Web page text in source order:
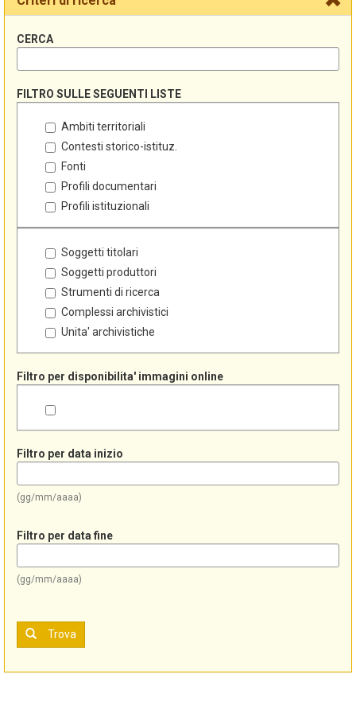
CERCA
FILTRO SULLE SEGUENTI LISTE
Ambiti territoriali
Contesti storico-istituz.
Fonti
Profili documentari
Profili istituzionali
Soggetti titolari
Soggetti produttori
Strumenti di ricerca
Complessi archivistici
Unita' archivistiche
Filtro per disponibilita' immagini online
Filtro per data inizio
(gg/mm/aaaa)
Filtro per data fine
(gg/mm/aaaa)
Trova